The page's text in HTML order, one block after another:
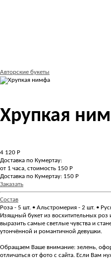
Авторские букеты
Хрупкая
4 120 Р
Доставка по Кумертау:
от 1 часа, стоимость 150 Р
Доставка по Кумертау: 150 Р
Заказать
Состав
Роза - 5 шт. • Альстромерия - 2 шт. •
Изящный букет из восхитительных
выразить самые светлые чувства и
утончённой и романтичной девушки.
Обращаем Ваше внимание: зелень,
отличаться от фото с сайта. Если Вам